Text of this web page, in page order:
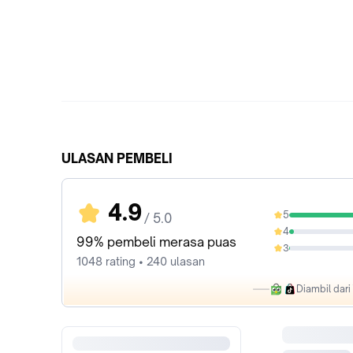
ULASAN PEMBELI
4.9 / 5.0
99% pembeli merasa puas
1048 rating • 240 ulasan
5
95.9%
4
3.15%
3
0.38%
Diambil